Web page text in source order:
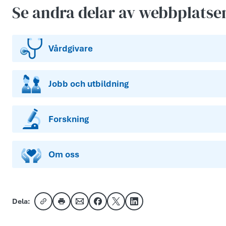
Se andra delar av
Vårdgivare
Jobb och utbildning
Forskning
Om oss
Dela:
Kopiera länk
Skriv utDela via e-post
Dela på Facebook
Dela på XDela på LinkedIn